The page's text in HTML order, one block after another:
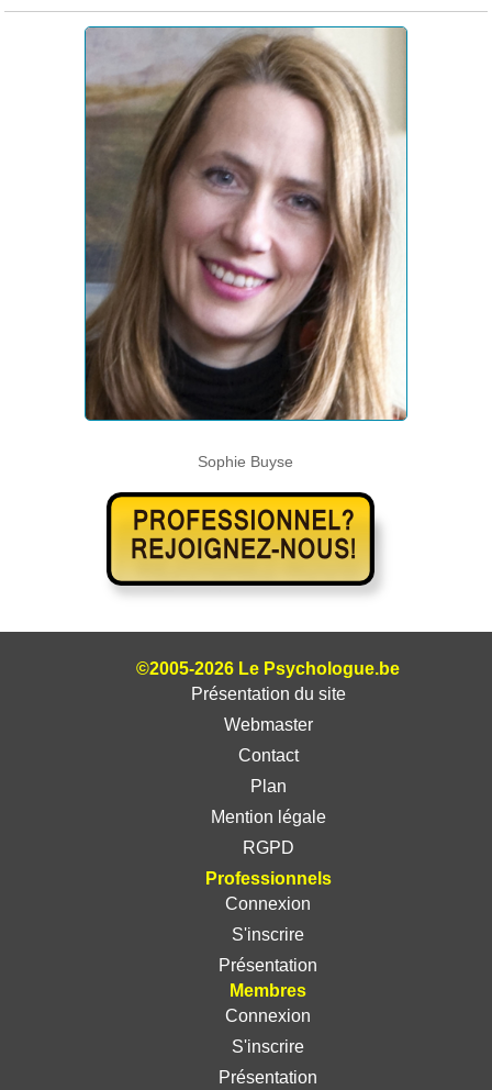
Sophie Buyse
©2005-2026 Le Psychologue.be
Présentation du site
Webmaster
Contact
Plan
Mention légale
RGPD
Professionnels
Connexion
S'inscrire
Présentation
Membres
Connexion
S'inscrire
Présentation